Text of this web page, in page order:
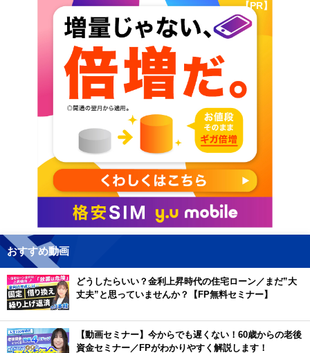
【PR】
おすすめ動画
どうしたらいい？金利上昇時代の住宅ローン／まだ”大
丈夫”と思っていませんか？【FP無料セミナー】
【動画セミナー】今からでも遅くない！60歳からの老後
資金セミナー／FPがわかりやすく解説します！